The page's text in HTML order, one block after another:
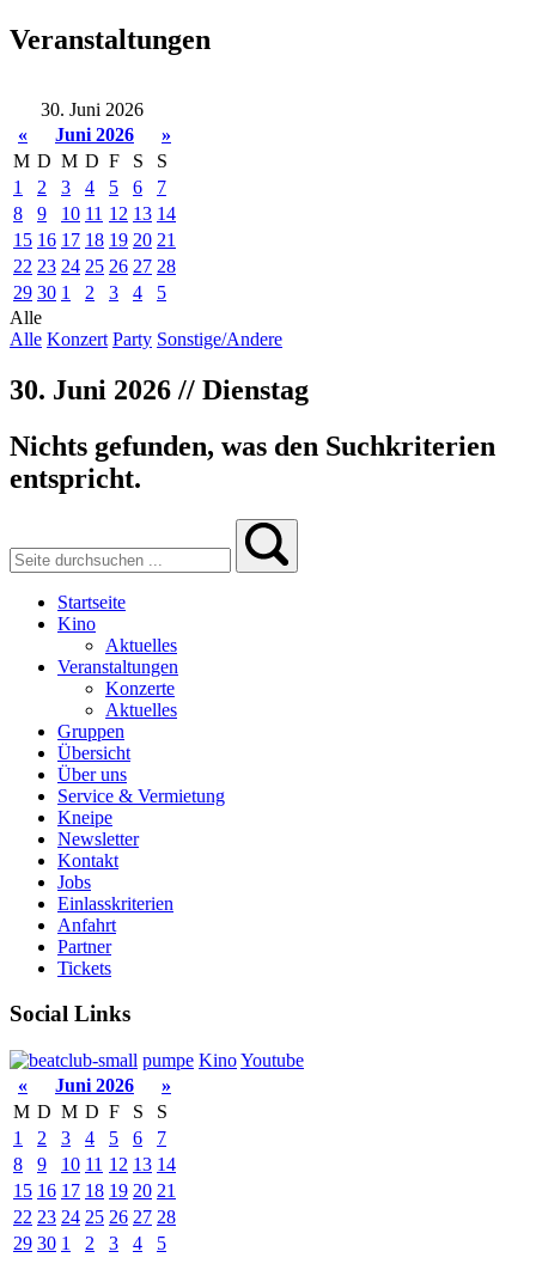
Veranstaltungen
30. Juni 2026
«
Juni 2026
»
M D M D F S
S
1
2 3 4 5 6
7
8
9 10 11 12 13 14
15 16 17 18 19 20 21
22 23 24 25 26 27 28
29 30 1 2 3 4
5
Alle
Alle Konzert Party Sonstige/Andere
30. Juni 2026 // Dienstag
Nichts gefunden, was den Suchkriterien
entspricht.
Startseite
Kino
Aktuelles
Veranstaltungen
Konzerte
Aktuelles
Gruppen
Übersicht
Über uns
Service & Vermietung
Kneipe
Newsletter
Kontakt
Jobs
Einlasskriterien
Anfahrt
Partner
Tickets
Social Links
pumpe KinoYoutube
«
Juni 2026
»
M D M D F S
S
1
2 3 4 5 6
7
8
9 10 11 12 13 14
15 16 17 18 19 20 21
22 23 24 25 26 27 28
29 30 1 2 3 4 5